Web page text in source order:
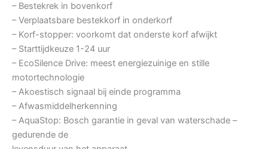
– Bestekrek in bovenkorf
– Verplaatsbare bestekkorf in onderkorf
– Korf-stopper: voorkomt dat onderste korf afwijkt
– Starttijdkeuze 1-24 uur
– EcoSilence Drive: meest energiezuinige en stille
motortechnologie
– Akoestisch signaal bij einde programma
– Afwasmiddelherkenning
– AquaStop: Bosch garantie in geval van waterschade –
gedurende de